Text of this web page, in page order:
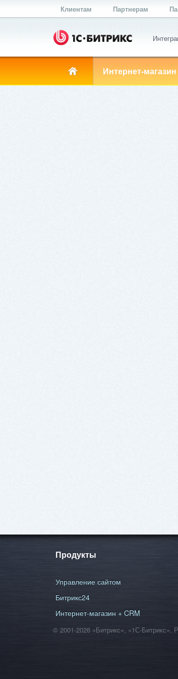
Клиентам Партнерам
Интернет-
Продукты
Управление сайтом
Битрикс24
Интернет-магазин + CRM
© 2001-2026 «Битрикс», «1С-